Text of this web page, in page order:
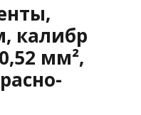
калибр
мм²,